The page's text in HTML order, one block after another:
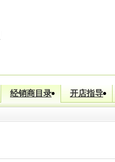
经销商目录 开店指导